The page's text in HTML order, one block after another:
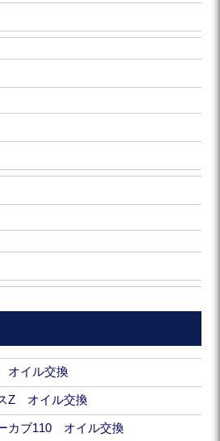
イル交換
Z オイル交換
カブ110 オイル交換